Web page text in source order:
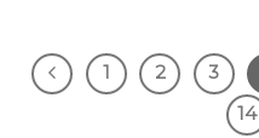
1 2 3
14